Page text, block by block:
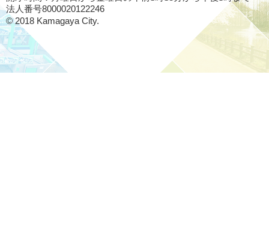
法人番号8000020122246
© 2018 Kamagaya City.